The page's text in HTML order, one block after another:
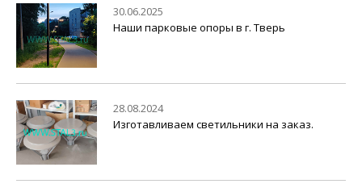
30.06.2025
Наши парковые опоры в г. Тверь
28.08.2024
Изготавливаем светильники на заказ.